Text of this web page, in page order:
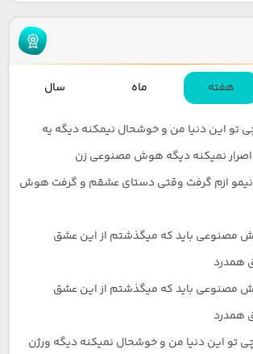
هفته ماه سال
تو این دنیا من و خوشحال نیمکنه دیگه یه
اصرار نمیکنه دیگه هوش مصنوعی زن
ازم گرفت وقتی دستای عشقم و گرفت هوش
مصنوعی باید که میگذشتم از این عشق
همدرد
مصنوعی باید که میگذشتم از این عشق
همدرد
تو این دنیا من و خوشحال نمیکنه دیگه ورژن